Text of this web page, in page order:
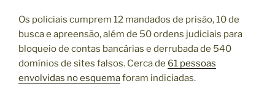
Os policiais cumprem 12 mandados de prisão, 10 de
busca e apreensão, além de 50 ordens judiciais para
bloqueio de contas bancárias e derrubada de 540
domínios de sites falsos. Cerca de 61 pessoas
envolvidas no esquemaforam indiciadas.